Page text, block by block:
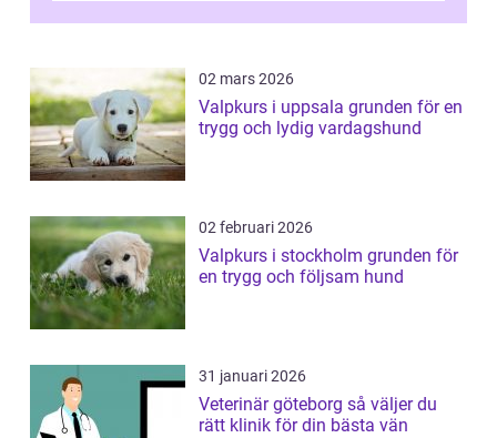
02 mars 2026
Valpkurs i uppsala grunden för en
trygg och lydig vardagshund
02 februari 2026
Valpkurs i stockholm grunden för
en trygg och följsam hund
31 januari 2026
Veterinär göteborg så väljer du
rätt klinik för din bästa vän